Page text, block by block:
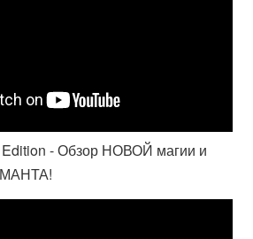
- Обзор НОВОЙ магии и